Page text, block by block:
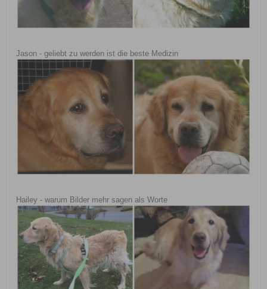
Jason - geliebt zu werden ist die beste Medizin
Hailey - warum Bilder mehr sagen als Worte